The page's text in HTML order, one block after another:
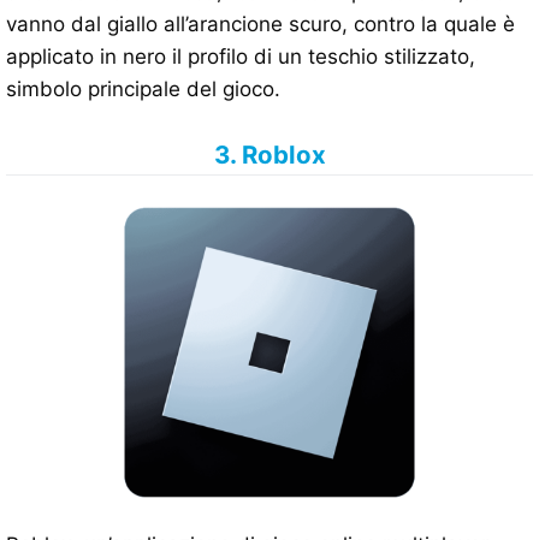
vanno dal giallo all’arancione scuro, contro la quale è
applicato in nero il profilo di un teschio stilizzato,
simbolo principale del gioco.
3. Roblox